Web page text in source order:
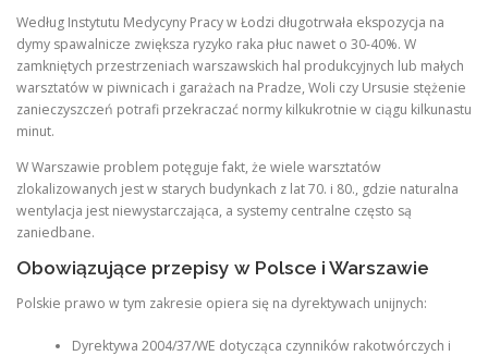
Według Instytutu Medycyny Pracy w Łodzi długotrwała ekspozycja na
dymy spawalnicze zwiększa ryzyko raka płuc nawet o 30-40%. W
zamkniętych przestrzeniach warszawskich hal produkcyjnych lub małych
warsztatów w piwnicach i garażach na Pradze, Woli czy Ursusie stężenie
zanieczyszczeń potrafi przekraczać normy kilkukrotnie w ciągu kilkunastu
minut.
W Warszawie problem potęguje fakt, że wiele warsztatów
zlokalizowanych jest w starych budynkach z lat 70. i 80., gdzie naturalna
wentylacja jest niewystarczająca, a systemy centralne często są
zaniedbane.
Obowiązujące przepisy w Polsce i Warszawie
Polskie prawo w tym zakresie opiera się na dyrektywach unijnych:
Dyrektywa 2004/37/WE dotycząca czynników rakotwórczych i